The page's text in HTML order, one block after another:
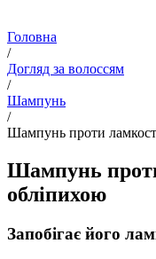
Головна
/
Догляд за волоссям
/
Шампунь
/
Шампунь проти
Шампунь
обліпихою
Запобігає його